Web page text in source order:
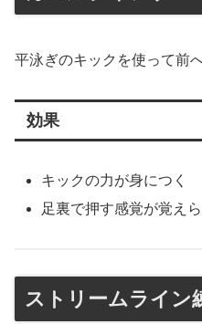
平泳ぎのキックを使って前
効果
キックの力が身につく
足裏で押す感覚が覚え
ストリームライン